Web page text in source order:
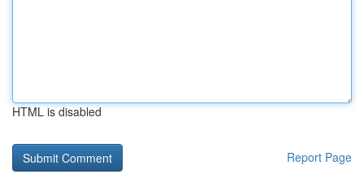
HTML is disabled
Report Page